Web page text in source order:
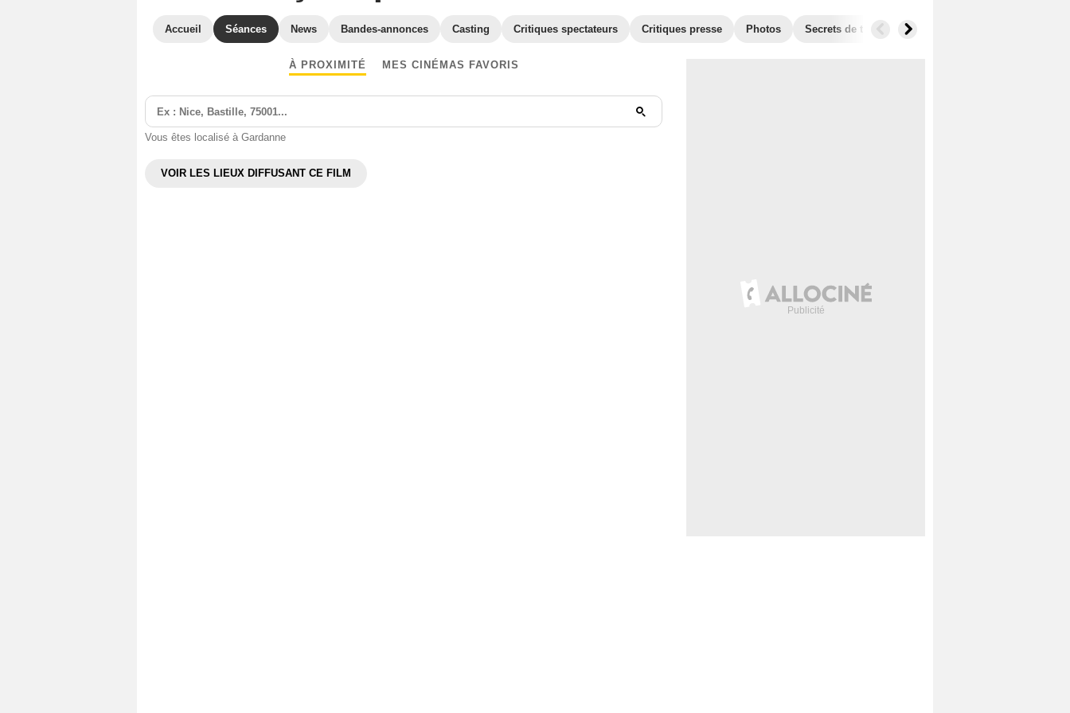
Accueil Séances News Bandes-annonces Casting Critiques spectateurs Critiques presse Photos Secrets de tournage
À PROXIMITÉ MES CINÉMAS FAVORIS
Vous êtes localisé à Gardanne
VOIR LES LIEUX DIFFUSANT CE FILM